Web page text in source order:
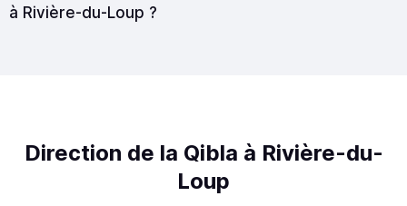
à Rivière-du-Loup ?
Direction de la Qibla à Rivière-du-
Loup